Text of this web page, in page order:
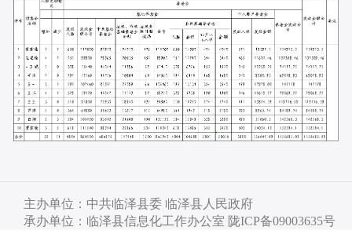
主办单位：中共临泽县委 临泽县人民政府
承办单位：临泽县信息化工作办公室 陇ICP备09003635号